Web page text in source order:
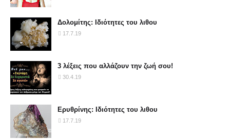
Δολομίτης: Ιδιότητες του λιθου
17.7.19
3 λέξεις που αλλάζουν την ζωή σου!
30.4.19
Ερυθρίνης: Ιδιότητες του λιθου
17.7.19